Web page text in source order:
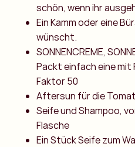
schön, wenn ihr
Ein Kamm oder eine
wünscht.
SONNENCREME,
Packt einfach eine mit
Faktor 50
Aftersun für die
Seife und Shampoo,
Flasche
Ein Stück Seife zum